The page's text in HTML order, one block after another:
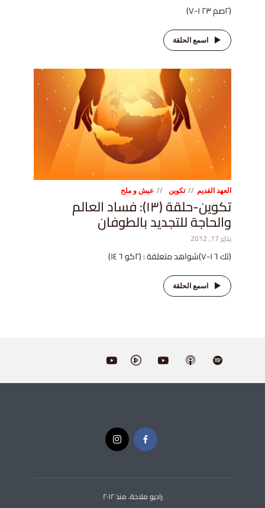
(٢صم ٢٣ ١-٧)
اسمع الحلقة
العهد القديم تكوين عيش و ملح
تكوين-حلقة (١٣): فساد العالم
والحاجة للتجديد بالطوفان
يناير 17, 2012
(تك ٦ ١-٧)شواهد متعلقة : (٢كو ٦ ١٤)
اسمع الحلقة
راديو ملاحة، منذ ٢٠١٢